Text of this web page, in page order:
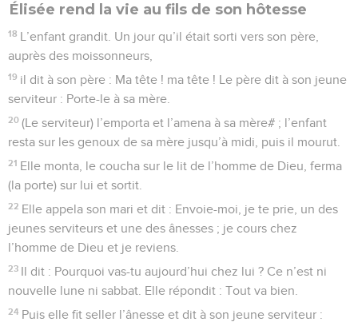
Élisée rend la vie au fils de son hôtesse
18 L’enfant grandit. Un jour qu’il était sorti vers son père,
auprès des moissonneurs,
19 il dit à son père : Ma tête ! ma tête ! Le père dit à son jeune
serviteur : Porte-le à sa mère.
20 (Le serviteur) l’emporta et l’amena à sa mère# ; l’enfant
resta sur les genoux de sa mère jusqu’à midi, puis il mourut.
21 Elle monta, le coucha sur le lit de l’homme de Dieu, ferma
(la porte) sur lui et sortit.
22 Elle appela son mari et dit : Envoie-moi, je te prie, un des
jeunes serviteurs et une des ânesses ; je cours chez
l’homme de Dieu et je reviens.
23 Il dit : Pourquoi vas-tu aujourd’hui chez lui ? Ce n’est ni
nouvelle lune ni sabbat. Elle répondit : Tout va bien.
24 Puis elle fit seller l’ânesse et dit à son jeune serviteur :